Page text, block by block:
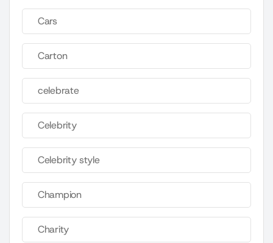
Cars
Carton
celebrate
Celebrity
Celebrity style
Champion
Charity